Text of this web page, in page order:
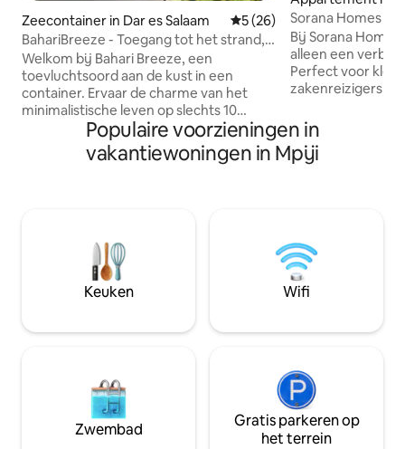
Zeecontainer in Dar es Salaam Gemiddelde beoordeling
5 (26)
BahariBreeze - Toegang tot het strand,
klein, jacuzzi buiten.
Welkom bij Bahari Breeze, een
toevluchtsoord aan de kust in een
container. Ervaar de charme van het
minimalistische leven op slechts 10
minuten lopen van de Indische Oceaan.
Of je nu alleen reist, een stel bent dat op
zoek is naar een romantisch
eenvoudig te leven. Ontbijt beschikbaar
tegen een toeslag van 5 PP Luchthaven
JNI - 32 km/1 uur Treinstation SGR-
29km/57min Zanzibar Ferry-
Stand-27 km/52 min
Sorana Homes |
werkruimte,
Bij Sorana
alleen een
Perfect voor
zakenreizigers,
een gunstige
(45 minuten)
International Airport, 16 km (30
ingericht voor
combineert een
een warme,
Populaire voorzieningen in
vakantiewoningen in Mpiji
Keuken Wifi
Zwembad
Gratis parkeren op
het terrein